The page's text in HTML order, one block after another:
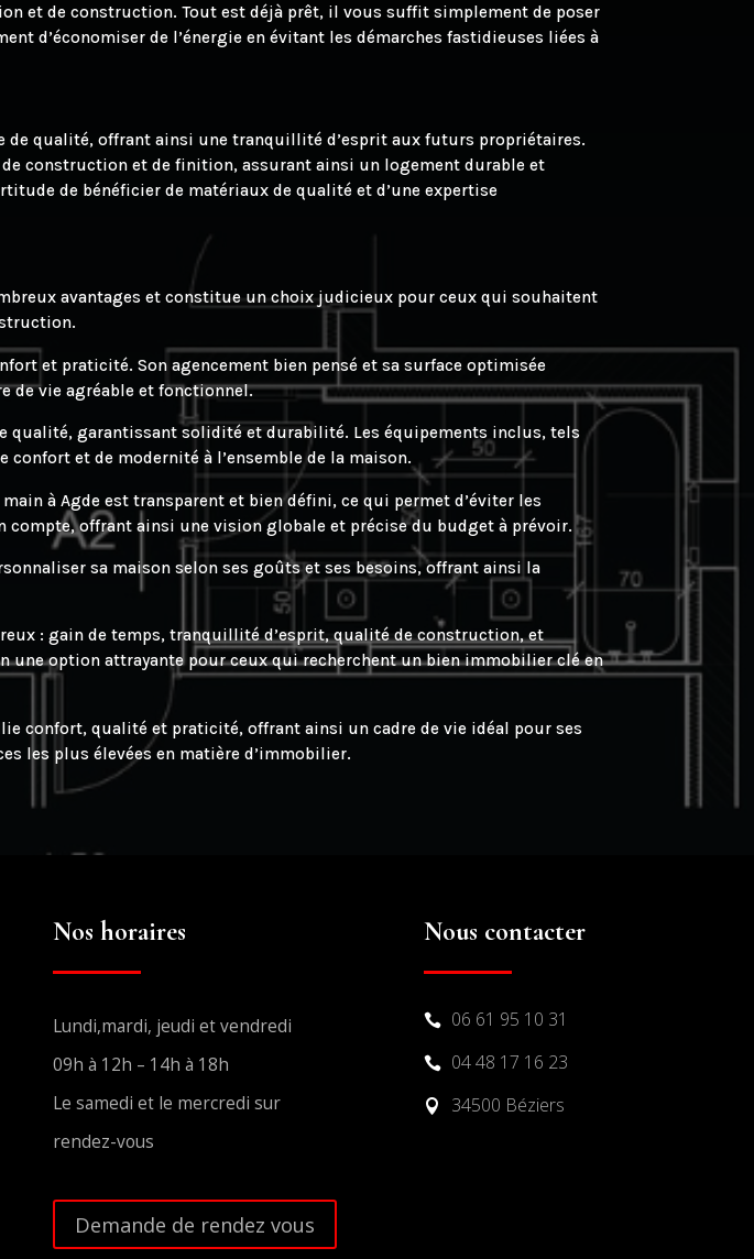
et de construction. Tout est déjà prêt, il vous suffit simplement de poser
d’économiser de l’énergie en évitant les démarches fastidieuses liées à
de qualité, offrant ainsi une tranquillité d’esprit aux futurs propriétaires.
construction et de finition, assurant ainsi un logement durable et
de bénéficier de matériaux de qualité et d’une expertise
avantages et constitue un choix judicieux pour ceux qui souhaitent
et praticité. Son agencement bien pensé et sa surface optimisée
de vie agréable et fonctionnel.
garantissant solidité et durabilité. Les équipements inclus, tels
et de modernité à l’ensemble de la maison.
à Agde est transparent et bien défini, ce qui permet d’éviter les
compte, offrant ainsi une vision globale et précise du budget à prévoir.
sa maison selon ses goûts et ses besoins, offrant ainsi la
: gain de temps, tranquillité d’esprit, qualité de construction, et
une option attrayante pour ceux qui recherchent un bien immobilier clé en
confort, qualité et praticité, offrant ainsi un cadre de vie idéal pour ses
les plus élevées en matière d’immobilier.
Nos horaires
Lundi,mardi, jeudi et vendredi
09h à 12h – 14h à 18h
Le samedi et le mercredi sur
rendez-vous
Demande de rendez vous
Nous contacter
 06 61 95 10 31
 04 48 17 16 23
 34500 Béziers